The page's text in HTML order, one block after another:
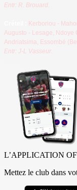
Entr: R. Brouard.
Kerboriou -
Augusto - Lesage, Ndoye
Andriatsima, Essombé
Entr: J-L Vasseur.
L’APPLICATION
Mettez le club dans